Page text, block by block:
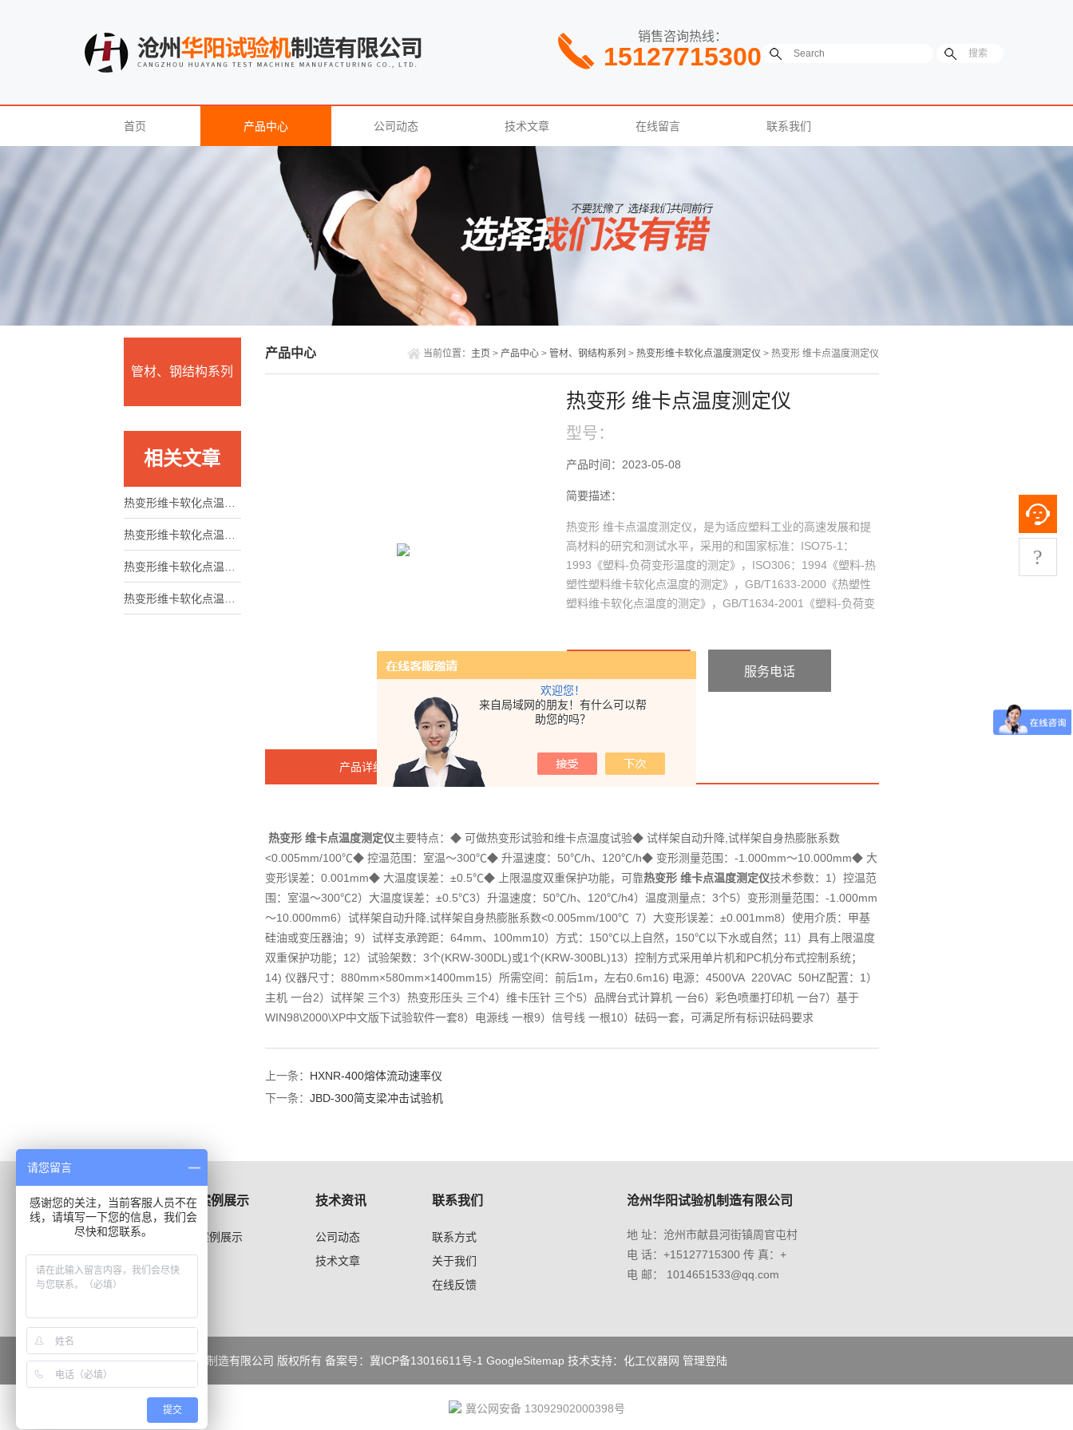
欢迎您！
来自局域网的朋友！有什么可以帮
助您的吗？
销售咨询热线：
15127715300
首页 产品中心 公司动态 技术文章 在线留言 联系我们
管材、钢结构系列
相关文章
热变形维卡软化点温度测定仪是材料特性评估的重要工具
热变形维卡软化点温度测定仪应用范围非常广泛
热变形维卡软化点温度测定仪介绍及参数
热变形维卡软化点温度测定仪使用好处是多方面的
产品中心 当前位置： 主页 > 产品中心> 管材、钢结构系列 > 热变形维卡软化点温度测定仪 > 热变形 维卡点温度测定仪
热变形 维卡点温度测定仪
型号：
产品时间：2023-05-08
简要描述：
热变形 维卡点温度测定仪，是为适应塑料工业的高速发展和提
高材料的研究和测试水平，采用的和国家标准：ISO75-1：
1993《塑料-负荷变形温度的测定》，ISO306：1994《塑料-热
塑性塑料维卡软化点温度的测定》，GB/T1633-2000《热塑性
塑料维卡软化点温度的测定》，GB/T1634-2001《塑料-负荷变
服务电话
产品详细 在线咨询
热变形 维卡点温度测定仪主要特点：◆ 可做热变形试验和维卡点温度试验◆ 试样架自动升降,试样架自身热膨胀系数
<0.005mm/100℃◆ 控温范围：室温～300℃◆ 升温速度：50℃/h、120℃/h◆ 变形测量范围：-1.000mm～10.000mm◆ 大
变形误差：0.001mm◆ 大温度误差：±0.5℃◆ 上限温度双重保护功能，可靠热变形 维卡点温度测定仪技术参数：1）控温范
围：室温～300℃2）大温度误差：±0.5℃3）升温速度：50℃/h、120℃/h4）温度测量点：3个5）变形测量范围：-1.000mm
～10.000mm6）试样架自动升降,试样架自身热膨胀系数<0.005mm/100℃ 7）大变形误差：±0.001mm8）使用介质：甲基
硅油或变压器油；9）试样支承跨距：64mm、100mm10）方式：150℃以上自然，150℃以下水或自然；11）具有上限温度
双重保护功能；12）试验架数：3个(KRW-300DL)或1个(KRW-300BL)13）控制方式采用单片机和PC机分布式控制系统；
14) 仪器尺寸：880mm×580mm×1400mm15）所需空间：前后1m，左右0.6m16) 电源：4500VA 220VAC 50HZ配置：1）
主机 一台2）试样架 三个3）热变形压头 三个4）维卡压针 三个5）品牌台式计算机 一台6）彩色喷墨打印机 一台7）基于
WIN98\2000\XP中文版下试验软件一套8）电源线 一根9）信号线 一根10）砝码一套，可满足所有标识砝码要求
上一条： HXNR-400熔体流动速率仪
下一条： JBD-300简支梁冲击试验机
产品展示
管材、钢结构系列
案例展示
案例展示
技术资讯
公司动态
技术文章
联系我们
联系方式
关于我们
在线反馈
沧州华阳试验机制造有限公司
地 址：沧州市献县河街镇周官屯村
电 话：+15127715300 传 真：+
电 邮： 1014651533@qq.com
© 2019 - 沧州华阳试验机制造有限公司 版权所有 备案号： 冀ICP备13016611号-1 GoogleSitemap 技术支持： 化工仪器网 管理登陆
?
冀公网安备 13092902000398号
请您留言
感谢您的关注，当前客服人员不在
线，请填写一下您的信息，我们会
尽快和您联系。
提交